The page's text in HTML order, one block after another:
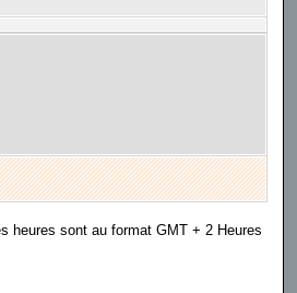
heures sont au format GMT + 2 Heures